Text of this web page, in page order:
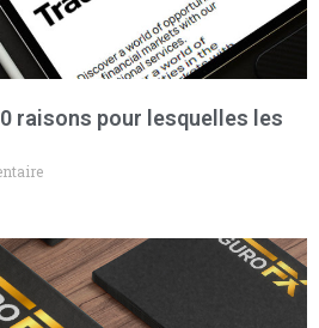
raisons pour lesquelles les